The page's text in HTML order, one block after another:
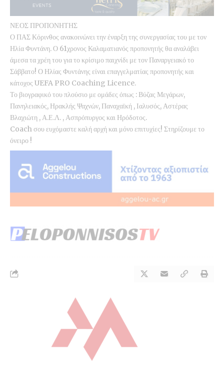
ΝΕΟΣ ΠΡΟΠΟΝΗΤΗΣ
Ο ΠΑΣ Κόρινθος ανακοινώνει την έναρξη της συνεργασίας του με τον
Ηλία Φυντάνη. Ο 61χρονος Καλαματιανός προπονητής θα αναλάβει
άμεσα τα χρέη του για το κρίσιμο παιχνίδι με τον Παναργειακό το
Σάββατο! Ο Ηλίας Φυντάνης είναι επαγγελματίας προπονητής και
κάτοχος UEFA PRO Coaching Licence.
Το βιογραφικό του πλούσιο με ομάδες όπως : Βύζας Μεγάρων,
Πανηλειακός, Ηρακλής Ψαχνών, Παναχαϊκή , Ιαλυσός, Αστέρας
Βλαχιώτη , Α.Ε.Λ. , Ασπρόπυργος και Ηρόδοτος.
Coach σου ευχόμαστε καλή αρχή και μόνο επιτυχίες! Στηρίζουμε το
όνειρο !